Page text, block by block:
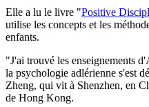
Elle a lu le livre "Positive
utilise les concepts et les
enfants.
"J'ai trouvé les enseignements
la psychologie adlérienne s'est
Zheng, qui vit à Shenzhen, en
de Hong Kong.